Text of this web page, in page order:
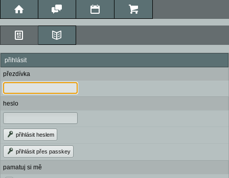
přihlásit
přezdívka
heslo
přihlásit heslem
přihlásit přes passkey
pamatuj si mě